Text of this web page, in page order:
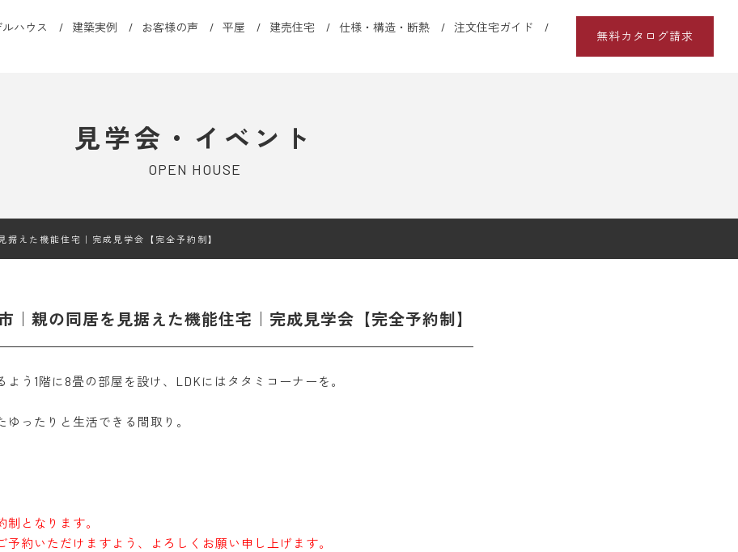
ハウス 建築実例 お客様の声 平屋 建売住宅 仕様・構造・断熱
注文住宅ガイド
無料カタログ請求
見学会・イベント
OPEN HOUSE
据えた機能住宅｜完成見学会【完全予約制】
｜親の同居を見据えた機能住宅｜完成見学会【完全予約制】
よう1階に8畳の部屋を設け、LDKにはタタミコーナーを。
ゆったりと生活できる間取り。
となります。
予約いただけますよう、よろしくお願い申し上げます。